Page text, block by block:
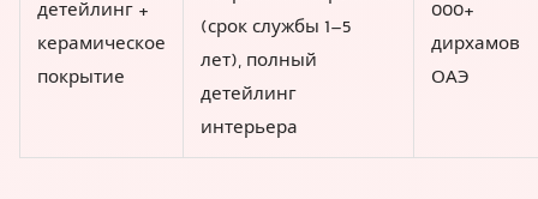
детейлинг +
керамическое
покрытие
(срок службы 1–5
лет), полный
детейлинг
интерьера
000+
дирхамов
ОАЭ